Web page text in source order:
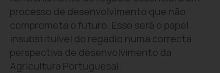
processo de desenvolvimento que não
comprometa o futuro. Esse será o papel
insubstituível do regadio numa correcta
perspectiva de desenvolvimento da
Agricultura Portuguesal.